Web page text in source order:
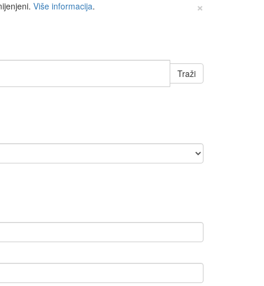
Više informacija. ×
Traži